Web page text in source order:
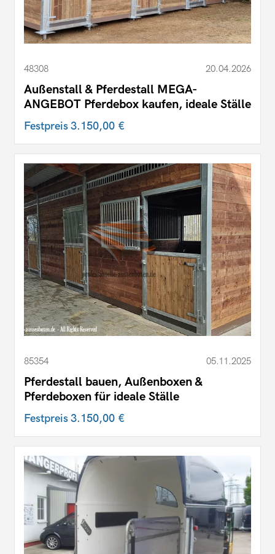
48308 20.04.2026
Außenstall & Pferdestall MEGA-
ANGEBOT Pferdebox kaufen, ideale Ställe
Festpreis3.150,00 €
85354 05.11.2025
Pferdestall bauen, Außenboxen &
Pferdeboxen für ideale Ställe
Festpreis3.150,00 €